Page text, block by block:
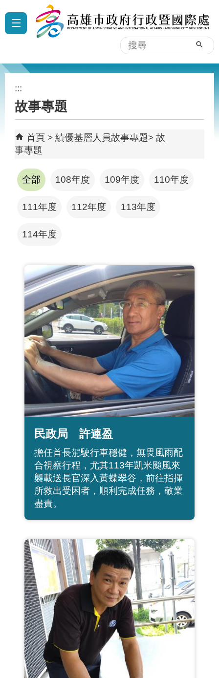
跳到主要內容區塊
搜
尋
:::
故事專題
首頁 績優基層人員故事專題
故
事專題
全部 108年度 109年度 110年度
111年度 112年度 113年度
114年度
民政局 許連盈
擔任首長駕駛行車穩健，無畏風雨配
合視察行程，尤其113年凱米颱風來
襲載送長官深入黃蝶翠谷，前往指揮
所救出受困者，順利完成任務，敬業
盡責。